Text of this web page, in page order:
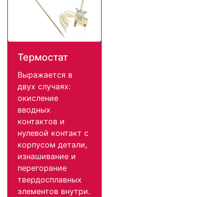
Термостат
Выражается в
двух случаях:
окисление
вводных
контактов и
нулевой контакт с
корпусом детали,
изнашивание и
перегорание
твердосплавных
элементов внутри.